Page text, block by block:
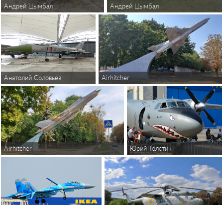
Андрей Цымбал Андрей Цымбал
Анатолий Соловьёв Airhitcher
Airhitcher Юрий Толстик